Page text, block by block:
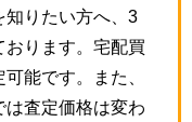
知りたい方へ、3
ります。宅配買
能です。また、
は査定価格は変わ